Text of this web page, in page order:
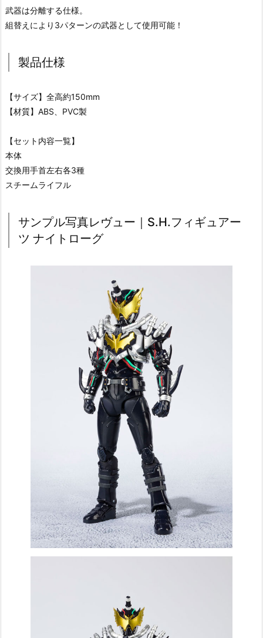
武器は分離する仕様。
組替えにより3パターンの武器として使用可能！
製品仕様
【サイズ】全高約150mm
【材質】ABS、PVC製
【セット内容一覧】
本体
交換用手首左右各3種
スチームライフル
サンプル写真レヴュー｜S.H.フィギュアー
ツ ナイトローグ